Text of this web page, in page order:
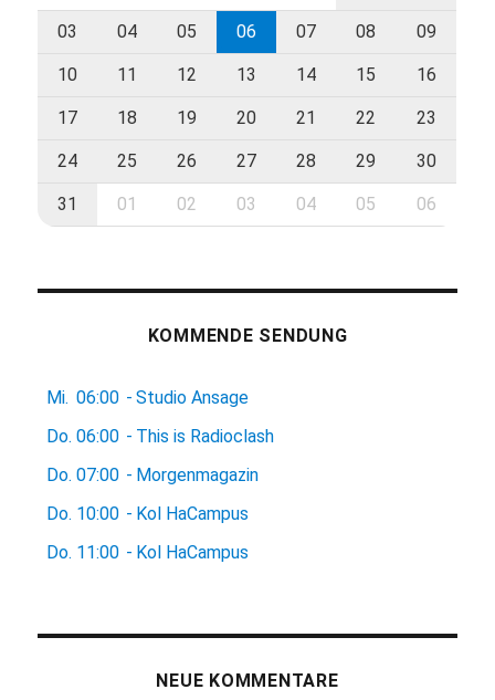
03 04 05 06 07 08 09
10 11 12 13 14 15 16
17 18 19 20 21 22 23
24 25 26 27 28 29 30
31 01 02 03 04 05 06
KOMMENDE SENDUNG
Mi. 06:00 - Studio Ansage
Do. 06:00 - This is Radioclash
Do. 07:00 - Morgenmagazin
Do. 10:00 - Kol HaCampus
Do. 11:00 - Kol HaCampus
NEUE KOMMENTARE